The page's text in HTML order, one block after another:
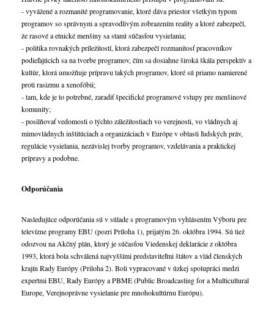
- vyvážené a rozmanité programovanie, ktoré dáva priestor všetkým typom
programov so správnym a spravodlivým zobrazením reality a ktoré zabezpečí,
že rasové a etnické menšiny sa stanú súčasťou vysielania;
- politika rovnakých príležitostí, ktorá zabezpečí rozmanitosť pracovníkov
podieľajúcich sa na tvorbe programov, čím sa dosiahne široká škála perspektív a
kultúr, ktorá umožňuje prípravu takých programov, ktoré sú priamo namierené
proti rasizmu a xenofóbii;
- tam, kde je to potrebné, zaradiť špecifické programové vstupy pre menšinové
komunity;
- posilňovať vedomosti o týchto záležitostiach vo verejnosti, vo vládnych aj
mimovládnych inštitúciach a organizáciach v Európe v oblasti ľudských práv,
regulácie vysielania, nezávislej tvorby programov, vzdelávania a praktickej
prípravy a podobne.
Odporúčania
Nasledujúce odporúčania sú v súlade s programovým vyhlásením Výboru pre
televízne programy EBU (pozri Príloha 1), prijatým 26. októbra 1994. Sú tiež
odozvou na Akčný plán, ktorý je súčasťou Viedenskej deklarácie z októbra
1993, ktorá bola schválená najvyššími predstaviteľmi štátov a vlád členských
krajín Rady Európy (Priloha 2). Boli vypracované v úzkej spolupráci medzi
expertmi EBU, Rady Európy a PBME (Public Broadcasting for a Multicultural
Europe, Verejnoprávne vysielanie pre mnohokultúrnu Európu).